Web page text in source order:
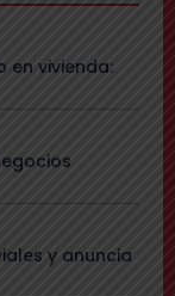
en vivienda:
y anuncia